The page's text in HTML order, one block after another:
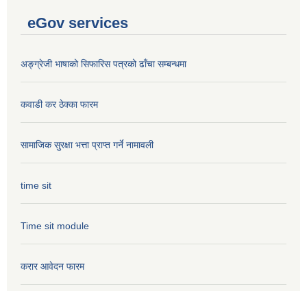
eGov services
अङ्ग्रेजी भाषाको सिफारिस पत्रको ढाँचा सम्बन्धमा
कवाडी कर ठेक्का फारम
सामाजिक सुरक्षा भत्ता प्राप्त गर्ने नामावली
time sit
Time sit module
करार आवेदन फारम